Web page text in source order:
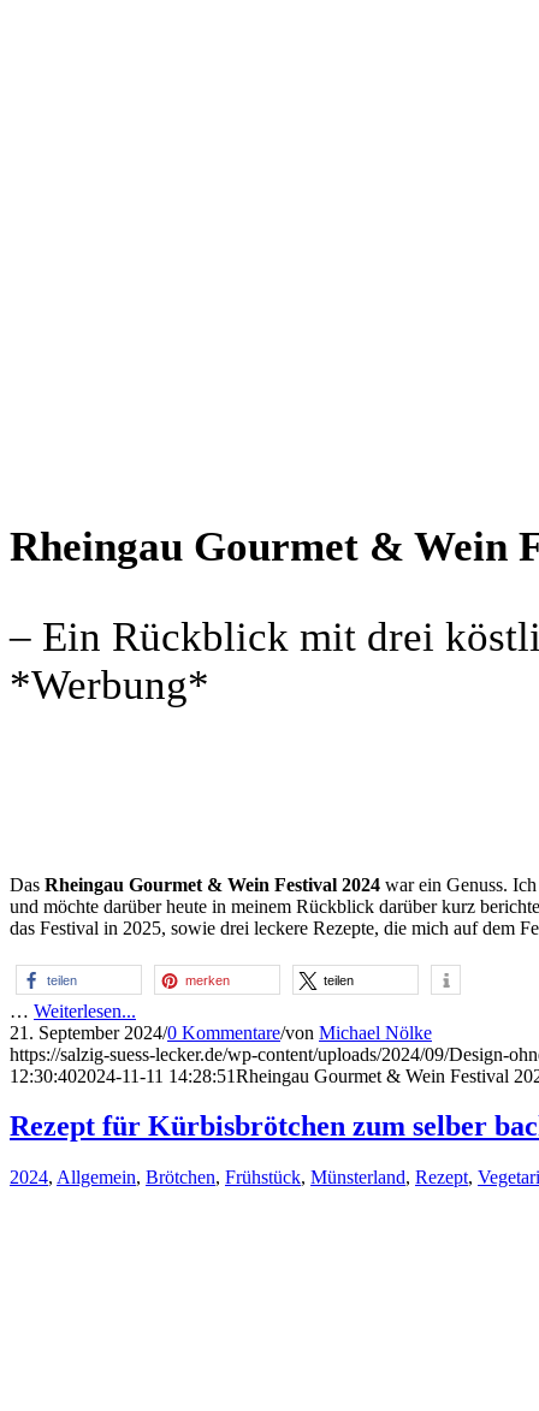
Rheingau Gourmet & Wein
– Ein Rückblick mit drei
*Werbung*
Das Rheingau Gourmet & Wein Festival 2024 war ein Genuss.
und möchte darüber heute in meinem Rückblick darüber kurz
das Festival in 2025, sowie drei leckere Rezepte, die mich auf dem
teilen merken teilen
… Weiterlesen...
21. September 2024/0 Kommentare/von Michael Nölke
https://salzig-suess-lecker.de/wp-content/uploads/2024/09/Design-
12:30:402024-11-11 14:28:51Rheingau Gourmet & Wein Festival
Rezept für Kürbisbrötchen zum selber
2024, Allgemein, Brötchen, Frühstück, Münsterland, Rezept,